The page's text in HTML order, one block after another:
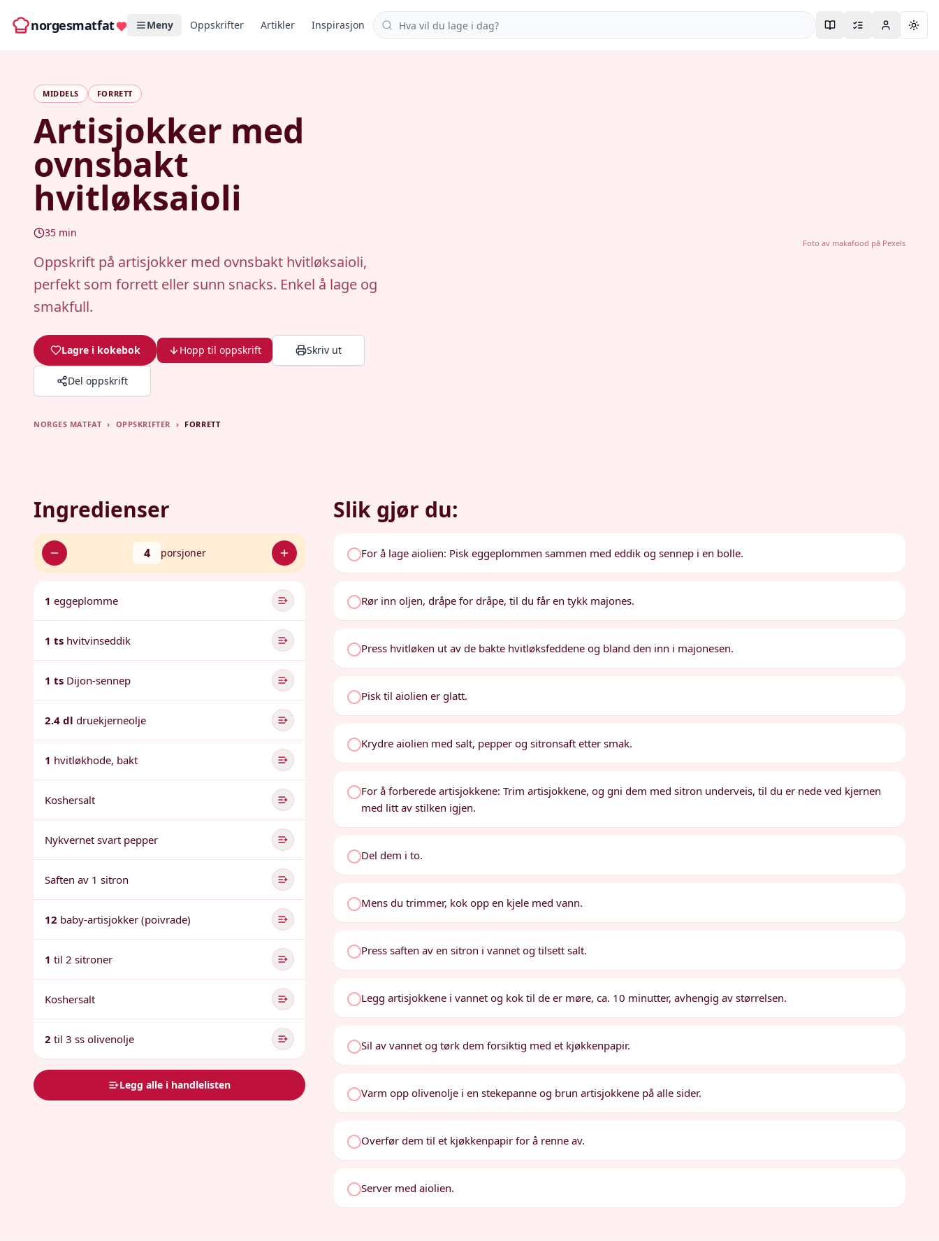
norgesmatfat Meny Oppskrifter Artikler Inspirasjon Søk i oppskrifter
MIDDELS FORRETT
Artisjokker med
ovnsbakt
hvitløksaioli
35 min
Oppskrift på artisjokker med ovnsbakt hvitløksaioli,
perfekt som forrett eller sunn snacks. Enkel å lage og
smakfull.
Lagre i kokebok Hopp til oppskrift Skriv ut
Del oppskrift
Foto av makafood på Pexels
NORGES MATFAT › OPPSKRIFTER › FORRETT
Ingredienser
4 porsjoner
1 eggeplomme
1 ts hvitvinseddik
1 ts Dijon-sennep
2.4 dl druekjerneolje
1 hvitløkhode, bakt
Koshersalt
Nykvernet svart pepper
Saften av 1 sitron
12 baby-artisjokker (poivrade)
1 til 2 sitroner
Koshersalt
2 til 3 ss olivenolje
Legg alle i handlelisten
Slik gjør du:
For å lage aiolien: Pisk eggeplommen sammen med eddik og sennep i en bolle.
Rør inn oljen, dråpe for dråpe, til du får en tykk majones.
Press hvitløken ut av de bakte hvitløksfeddene og bland den inn i majonesen.
Pisk til aiolien er glatt.
Krydre aiolien med salt, pepper og sitronsaft etter smak.
For å forberede artisjokkene: Trim artisjokkene, og gni dem med sitron underveis, til du er nede ved kjernen
med litt av stilken igjen.
Del dem i to.
Mens du trimmer, kok opp en kjele med vann.
Press saften av en sitron i vannet og tilsett salt.
Legg artisjokkene i vannet og kok til de er møre, ca. 10 minutter, avhengig av størrelsen.
Sil av vannet og tørk dem forsiktig med et kjøkkenpapir.
Varm opp olivenolje i en stekepanne og brun artisjokkene på alle sider.
Overfør dem til et kjøkkenpapir for å renne av.
Server med aiolien.